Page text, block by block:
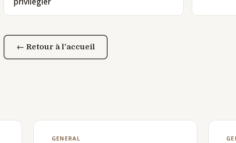
← Retour à l'accueil
GENERAL